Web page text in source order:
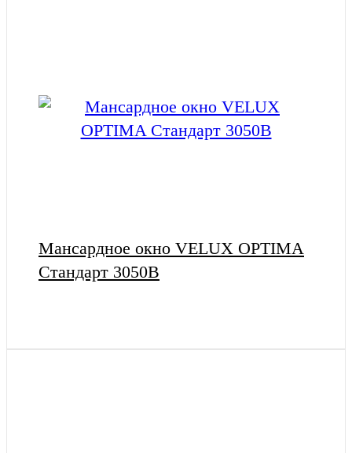
Мансардное окно VELUX OPTIMA
Стандарт 3050B